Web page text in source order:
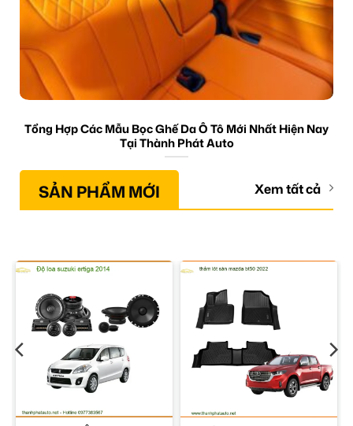
Tổng Hợp Các Mẫu Bọc Ghế Da Ô Tô Mới Nhất Hiện Nay
Tại Thành Phát Auto
SẢN PHẨM MỚI Xem tất cả